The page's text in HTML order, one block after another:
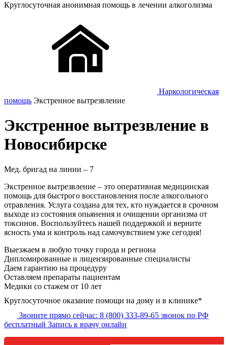
Круглосуточная анонимная помощь в лечении алкоголизма
Наркологическая
помощь Экстренное вытрезвление
Экстренное вытрезвление в
Новосибирске
Мед. бригад на линии – 7
Экстренное вытрезвление – это оперативная медицинская
помощь для быстрого восстановления после алкогольного
отравления. Услуга создана для тех, кто нуждается в срочном
выходе из состояния опьянения и очищении организма от
токсинов. Воспользуйтесь нашей поддержкой и верните
ясность ума и контроль над самочувствием уже сегодня!
Выезжаем в любую точку города и региона
Дипломированные и лицензированные специалисты
Даем гарантию на процедуру
Оставляем препараты пациентам
Медики со стажем от 10 лет
Круглосуточное оказание помощи на дому и в клинике*
Звоните прямо сейчас: 8 (800) 333-89-65 звонок по РФ
бесплатный Запись к врачу онлайн